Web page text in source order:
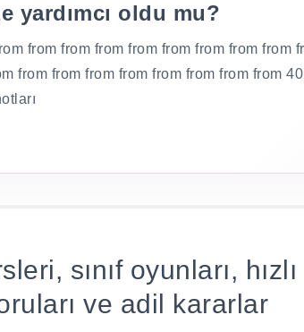
yardımcı oldu mu?
from from from from from from from from
from from from from from from from from 40
sınıf oyunları,
ve adil kararlar